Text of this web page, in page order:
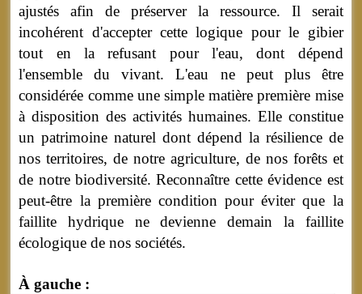
ajustés afin de préserver la ressource. Il serait
incohérent d'accepter cette logique pour le gibier
tout en la refusant pour l'eau, dont dépend
l'ensemble du vivant. L'eau ne peut plus être
considérée comme une simple matière première mise
à disposition des activités humaines. Elle constitue
un patrimoine naturel dont dépend la résilience de
nos territoires, de notre agriculture, de nos forêts et
de notre biodiversité. Reconnaître cette évidence est
peut-être la première condition pour éviter que la
faillite hydrique ne devienne demain la faillite
écologique de nos sociétés.
À gauche :